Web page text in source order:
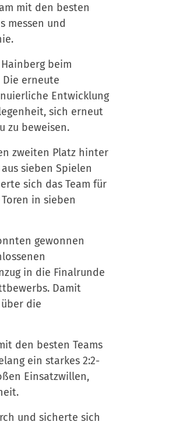
mit den besten
messen und
Hainberg beim
erneute
Entwicklung
sich erneut
zu beweisen.
zweiten Platz hinter
aus sieben Spielen
sich das Team für
in sieben
gewonnen
in die Finalrunde
Damit
die
den besten Teams
ein starkes 2:2-
Einsatzwillen,
und sicherte sich